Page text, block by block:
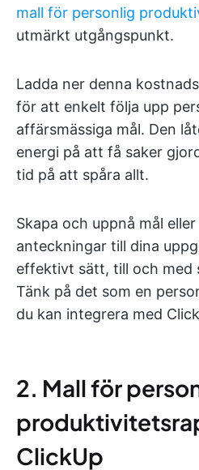
mall för personlig
utmärkt utgångspunkt.
Ladda ner denna
för att enkelt följa upp
affärsmässiga mål. Den
energi på att få saker
tid på att spåra allt.
Skapa och uppnå mål
anteckningar till dina
effektivt sätt, till och med
Tänk på det som en
du kan integrera med
2. Mall för
ClickUp